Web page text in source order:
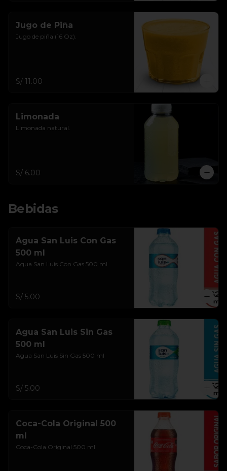
Jugo de Piña
Jugo de piña (16 Oz).
S/ 11.00
Limonada
Limonada natural.
S/ 6.00
Bebidas
Agua San Luis Con Gas
500 ml
Agua San Luis Con Gas 500 ml
S/ 5.00
Agua San Luis Sin Gas
500 ml
Agua San Luis Sin Gas 500 ml
S/ 5.00
Coca-Cola Original 500
ml
Coca-Cola Original 500 ml